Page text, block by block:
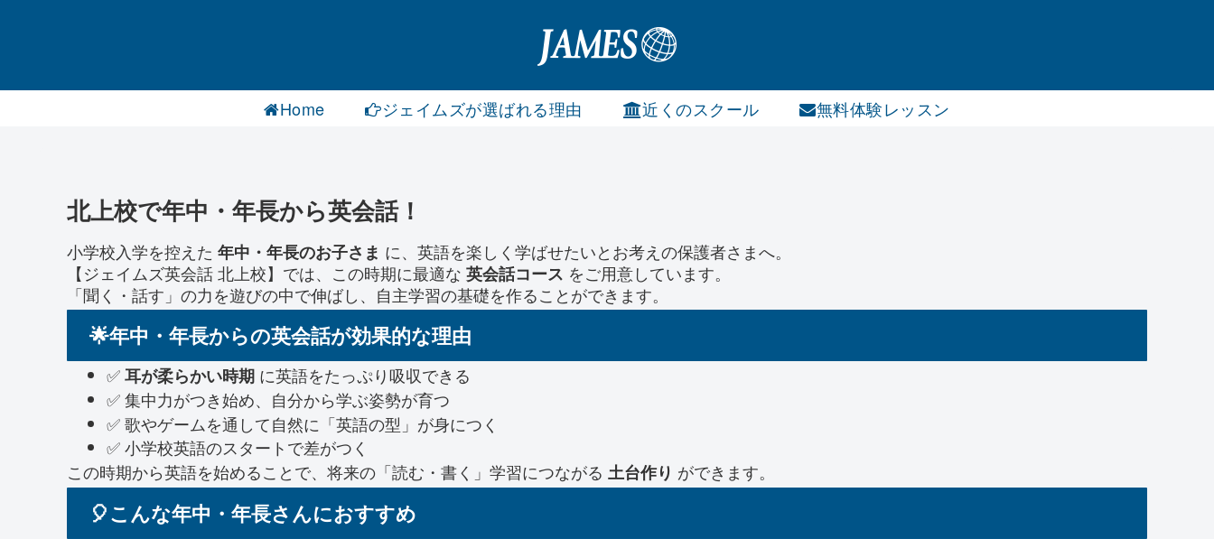
Home ジェイムズが選ばれる理由 近くのスクール 無料体験レッスン
北上校で年中・年長から英会話！
小学校入学を控えた 年中・年長のお子さま に、英語を楽しく学ばせたいとお考えの保護者さまへ。
【ジェイムズ英会話 北上校】では、この時期に最適な 英会話コース をご用意しています。
「聞く・話す」の力を遊びの中で伸ばし、自主学習の基礎を作ることができます。
🌟年中・年長からの英会話が効果的な理由
✅耳が柔らかい時期に英語をたっぷり吸収できる
✅ 集中力がつき始め、自分から学ぶ姿勢が育つ
✅ 歌やゲームを通して自然に「英語の型」が身につく
✅ 小学校英語のスタートで差がつく
この時期から英語を始めることで、将来の「読む・書く」学習につながる 土台作り ができます。
🎈こんな年中・年長さんにおすすめ